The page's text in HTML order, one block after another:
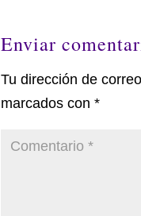
Enviar
Tu dirección de
marcados con *